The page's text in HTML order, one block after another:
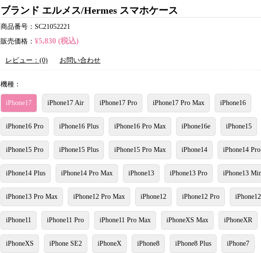
ブランド エルメス/Hermes スマホケース
商品番号：SC21052221
販売価格： ¥5,830 (税込)
レビュー：(0) お問い合わせ
機種：
iPhone17 iPhone17 Air iPhone17 Pro iPhone17 Pro Max iPhone16
iPhone16 Pro iPhone16 Plus iPhone16 Pro Max iPhone16e iPhone15
iPhone15 Pro iPhone15 Plus iPhone15 Pro Max iPhone14 iPhone14 Pro
iPhone14 Plus iPhone14 Pro Max iPhone13 iPhone13 Pro iPhone13
iPhone13 Pro Max iPhone12 Pro Max iPhone12 iPhone12 Pro
iPhone11 iPhone11 Pro iPhone11 Pro Max iPhoneXS Max iPhoneXR
iPhoneXS iPhone SE2 iPhoneX iPhone8 iPhone8 Plus iPhone7